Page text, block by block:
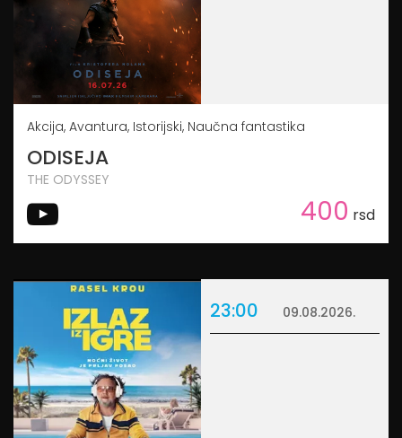
Akcija, Avantura, Istorijski, Naučna fantastika
ODISEJA
THE ODYSSEY
400 rsd
23:00 09.08.2026.